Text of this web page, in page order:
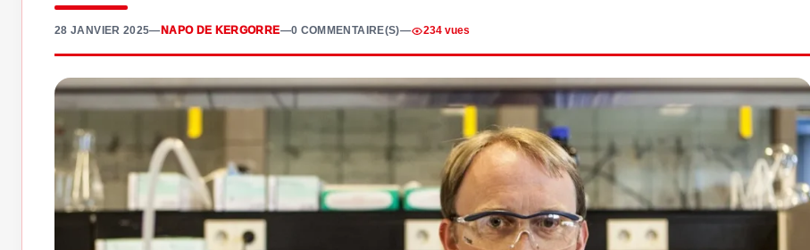
28 JANVIER 2025— NAPO DE KERGORRE—0 COMMENTAIRE(S)— 234 vues